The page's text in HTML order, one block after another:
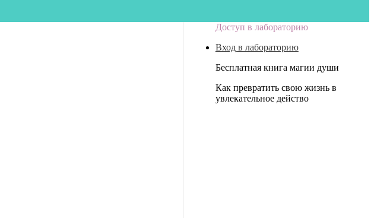
Доступ в лабораторию
Вход в лабораторию
Бесплатная книга магии души
Как превратить свою жизнь в
увлекательное действо